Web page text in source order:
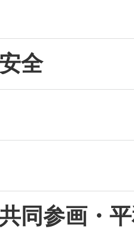
全
同参画・